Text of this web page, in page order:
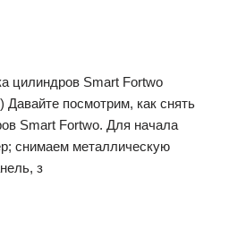
цилиндров Smart Fortwo
Давайте посмотрим, как снять
Smart Fortwo. Для начала
снимаем металлическую
з